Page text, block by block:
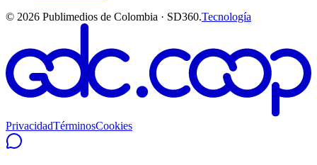
© 2026 Publimedios de Colombia · SD360.Tecnología
PrivacidadTérminosCookies